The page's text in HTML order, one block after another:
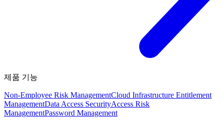
제품 기능
Non-Employee Risk ManagementCloud Infrastructure Entitlement
ManagementData Access SecurityAccess Risk
ManagementPassword Management